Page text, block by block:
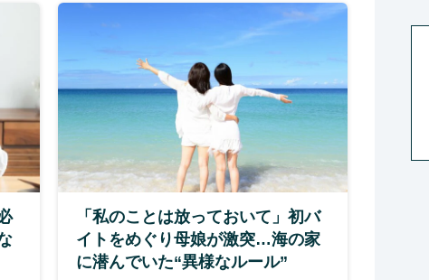
「私のことは放っておいて」初バ
イトをめぐり母娘が激突…海の家
に潜んでいた“異様なルール”